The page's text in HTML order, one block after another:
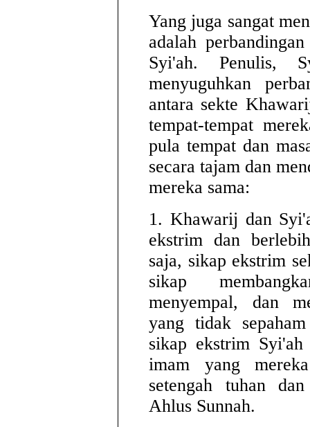
Yang juga sangat
adalah
Syi'ah. Penulis,
menyuguhkan
antara sekte
tempat-tempat
pula tempat dan
secara tajam dan
mereka sama:
1. Khawarij dan
ekstrim dan
saja, sikap ekstrim
sikap
menyempal, dan
yang tidak
sikap ekstrim
imam yang
setengah tuhan
Ahlus Sunnah.